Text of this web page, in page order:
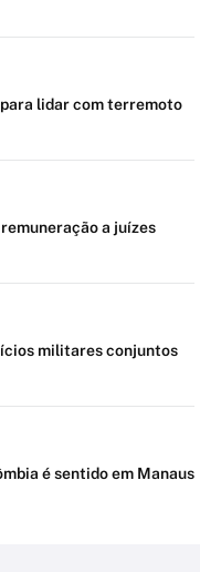
lidar com terremoto
a juízes
militares conjuntos
é sentido em Manaus